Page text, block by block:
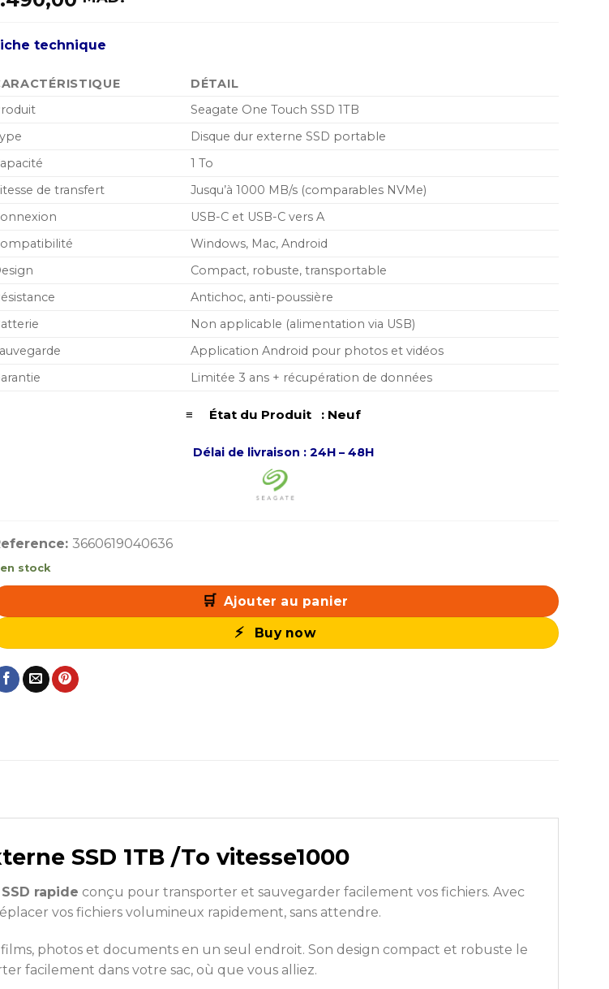
technique
DÉTAIL
Seagate One Touch SSD 1TB
Disque dur externe SSD portable
1 To
de transfert
Jusqu’à 1000 MB/s (comparables NVMe)
USB-C et USB-C vers A
Windows, Mac, Android
Compact, robuste, transportable
Antichoc, anti-poussière
Non applicable (alimentation via USB)
Application Android pour photos et vidéos
Limitée 3 ans + récupération de données
≡ État du Produit : Neuf
Délai de livraison : 24H – 48H
3660619040636
en stock
Ajouter au panier
Buy now
SSD 1TB /To vitesse1000
rapide conçu pour transporter et sauvegarder facilement vos fichiers. Avec
vos fichiers volumineux rapidement, sans attendre.
films, photos et documents en un seul endroit. Son design compact et robuste le
facilement dans votre sac, où que vous alliez.